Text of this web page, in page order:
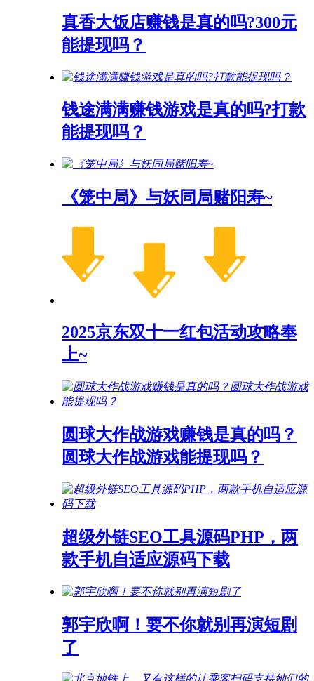
真香大饭店赚钱是真的吗?300元
能提现吗？
钱途满满赚钱游戏是真的吗?打款
能提现吗？
《笼中局》与妖同局赌阳寿~
2025京东双十一红包活动攻略奉
上~
圆球大作战游戏赚钱是真的吗？
圆球大作战游戏能提现吗？
超级外链SEO工具源码PHP，两
款手机自适应源码下载
郭宇欣啊！要不你就别再演短剧
了